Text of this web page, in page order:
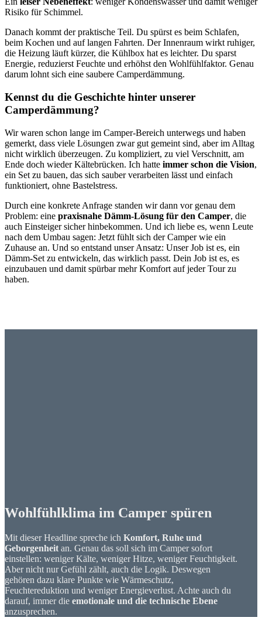
Risiko für Schimmel.
Danach kommt der praktische Teil. Du spürst es beim Schlafen,
beim Kochen und auf langen Fahrten. Der Innenraum wirkt ruhiger,
die Heizung läuft kürzer, die Kühlbox hat es leichter. Du sparst
Energie, reduzierst Feuchte und erhöhst den Wohlfühlfaktor. Genau
darum lohnt sich eine saubere Camperdämmung.
Kennst du die Geschichte hinter unserer
Camperdämmung?
Wir waren schon lange im Camper-Bereich unterwegs und haben
gemerkt, dass viele Lösungen zwar gut gemeint sind, aber im Alltag
nicht wirklich überzeugen. Zu kompliziert, zu viel Verschnitt, am
Ende doch wieder Kältebrücken. Ich hatte immer schon die Vision,
ein Set zu bauen, das sich sauber verarbeiten lässt und einfach
funktioniert, ohne Bastelstress.
Durch eine konkrete Anfrage standen wir dann vor genau dem
Problem: eine praxisnahe Dämm-Lösung für den Camper, die
auch Einsteiger sicher hinbekommen. Und ich liebe es, wenn Leute
nach dem Umbau sagen: Jetzt fühlt sich der Camper wie ein
Zuhause an. Und so entstand unser Ansatz: Unser Job ist es, ein
Dämm-Set zu entwickeln, das wirklich passt. Dein Job ist es, es
einzubauen und damit spürbar mehr Komfort auf jeder Tour zu
haben.
Wohlfühlklima im Camper spüren
Mit dieser Headline spreche ich Komfort, Ruhe und
Geborgenheit an. Genau das soll sich im Camper sofort
einstellen: weniger Kälte, weniger Hitze, weniger Feuchtigkeit.
Aber nicht nur Gefühl zählt, auch die Logik. Deswegen
gehören dazu klare Punkte wie Wärmeschutz,
Feuchtereduktion und weniger Energieverlust. Achte auch du
darauf, immer die emotionale und die technische Ebene
anzusprechen.